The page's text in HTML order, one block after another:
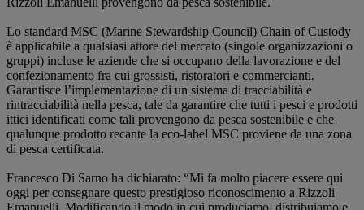
Lo standard MSC (Marine Stewardship Council) Chain of Custody
è applicabile a qualsiasi attore del mercato (singole organizzazioni o
gruppi) incluse le aziende che si occupano della lavorazione e del
confezionamento fra cui grossisti, ristoratori e commercianti.
Garantisce l’implementazione di un sistema di tracciabilità e
rintracciabilità nella pesca, tale da garantire che tutti i pesci e prodotti
ittici identificati come tali provengono da pesca sostenibile e che
qualunque prodotto recante la eco-label MSC proviene da una zona
di pesca certificata.
Francesco Di Sarno ha dichiarato: “Mi fa molto piacere essere qui
oggi per consegnare questo prestigioso riconoscimento a Rizzoli